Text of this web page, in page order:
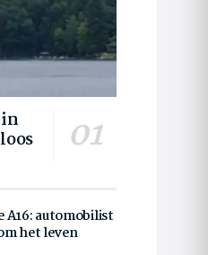
A16: automobilist
het leven